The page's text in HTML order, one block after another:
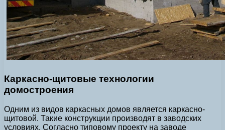
Каркасно-щитовые технологии
домостроения
Одним из видов каркасных домов является каркасно-
щитовой. Такие конструкции производят в заводских
условиях. Согласно типовому проекту на заводе